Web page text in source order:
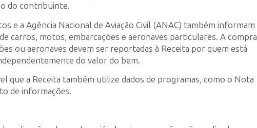
do contribuinte.
e a Agência Nacional de Aviação Civil (ANAC) também informam
carros, motos, embarcações e aeronaves particulares. A compra
ou aeronaves devem ser reportadas à Receita por quem está
do valor do bem.
que a Receita também utilize dados de programas, como o Nota
de informações.